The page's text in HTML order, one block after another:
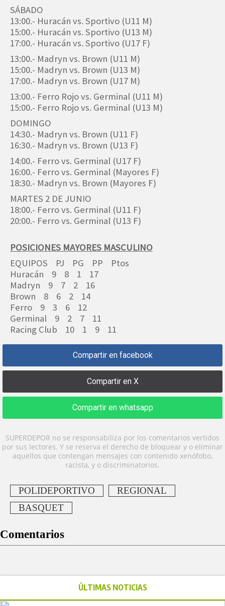
SÁBADO
13:00.- Huracán vs. Sportivo (U11 M)
15:00.- Huracán vs. Sportivo (U13 M)
17:00.- Huracán vs. Sportivo (U17 F)
13:00.- Madryn vs. Brown (U11 M)
15:00.- Madryn vs. Brown (U13 M)
17:00.- Madryn vs. Brown (U17 M)
13:00.- Ferro Rojo vs. Germinal (U11 M)
15:00.- Ferro Rojo vs. Germinal (U13 M)
DOMINGO
14:30.- Madryn vs. Brown (U11 F)
16:30.- Madryn vs. Brown (U13 F)
14:00.- Ferro vs. Germinal (U17 F)
16:00.- Ferro vs. Germinal (Mayores F)
18:30.- Madryn vs. Brown (Mayores F)
MARTES 2 DE JUNIO
18:00.- Ferro vs. Germinal (U11 F)
20:00.- Ferro vs. Germinal (U13 F)
POSICIONES MAYORES MASCULINO
EQUIPOS PJ PG PP Ptos
Huracán 9 8 1 17
Madryn 9 7 2 16
Brown 8 6 2 14
Ferro 9 3 6 12
Germinal 9 2 7 11
Racing Club 10 1 9 11
Compartir en facebook
Compartir en X
Compartir en whatsapp
SUPERDEPOR no se responsabiliza por los comentarios vertidos
por sus lectores. Y se reserva el derecho de bloquear y o eliminar
aquellos que contengan mensajes con contenido xenófobo,
racista, y o discriminatorios.
POLIDEPORTIVO
REGIONAL
BASQUET
Comentarios
ÚLTIMAS NOTICIAS